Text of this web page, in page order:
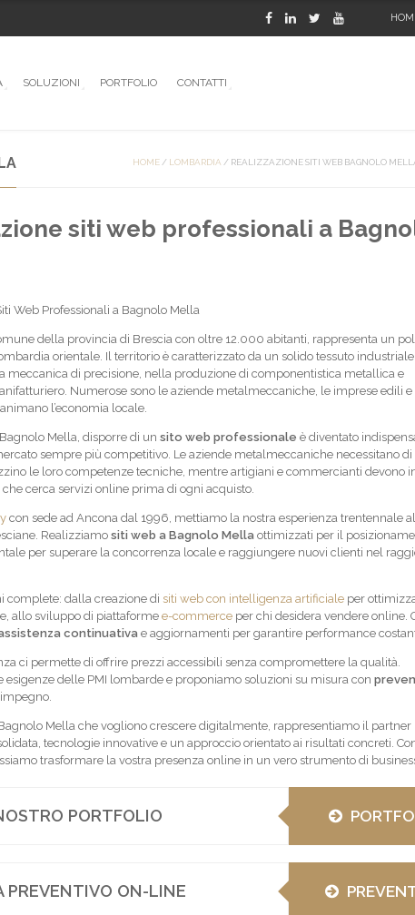
SOLUZIONI PORTFOLIO CONTATTI
HOME / LOMBARDIA / REALIZZAZIONE SITI WEB BAGNOLO
siti web professionali a
Web Professionali a Bagnolo Mella
della provincia di Brescia con oltre 12.000 abitanti, rappresenta un
orientale. Il territorio è caratterizzato da un solido tessuto industriale
meccanica di precisione, nella produzione di componentistica metallica e
Numerose sono le aziende metalmeccaniche, le imprese edili e
l’economia locale.
Mella, disporre di un sito web professionale è diventato
sempre più competitivo. Le aziende metalmeccaniche necessitano di
le loro competenze tecniche, mentre artigiani e commercianti devono
cerca servizi online prima di ogni acquisto.
con sede ad Ancona dal 1996, mettiamo la nostra esperienza trentennale
Realizziamo siti web a Bagnolo Mellaottimizzati per il
per superare la concorrenza locale e raggiungere nuovi clienti nel
complete: dalla creazione di siti web con intelligenza artificialeper
allo sviluppo di piattaforme e-commerceper chi desidera vendere online.
continuativae aggiornamenti per garantire performance
ci permette di offrire prezzi accessibili senza compromettere la qualità.
esigenze delle PMI lombarde e proponiamo soluzioni su misura con
Mella che vogliono crescere digitalmente, rappresentiamo il partner
tecnologie innovative e un approccio orientato ai risultati concreti.
trasformare la vostra presenza online in un vero strumento di
PORTFOLIO
PREVENTIVO ON-LINE